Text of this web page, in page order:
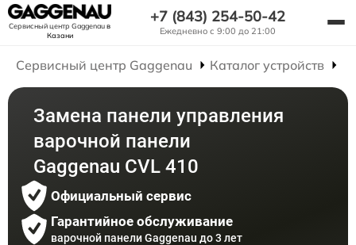
Сервисный центр Gaggenauв
Казани
+7 (843) 254-50-42
Ежедневно с 9:00 до 21:00
Сервисный центр Gaggenau Каталог устройств
Замена панели управления
варочной панели
Gaggenau CVL 410
Официальный сервис
Гарантийное обслуживание
варочной панели Gaggenau до 3 лет